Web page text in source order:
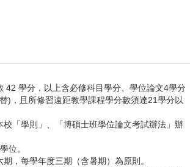
42 學分，以上含必修科目學分、學位論文4學分
)，且所修習遠距教學課程學分數須達21學分以
校「學則」、「博碩士班學位論文考試辦法」辦
位。
，每學年度三期（含暑期）為原則。